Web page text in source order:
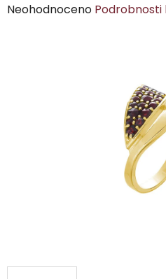
Průměrné
Neohodnoceno